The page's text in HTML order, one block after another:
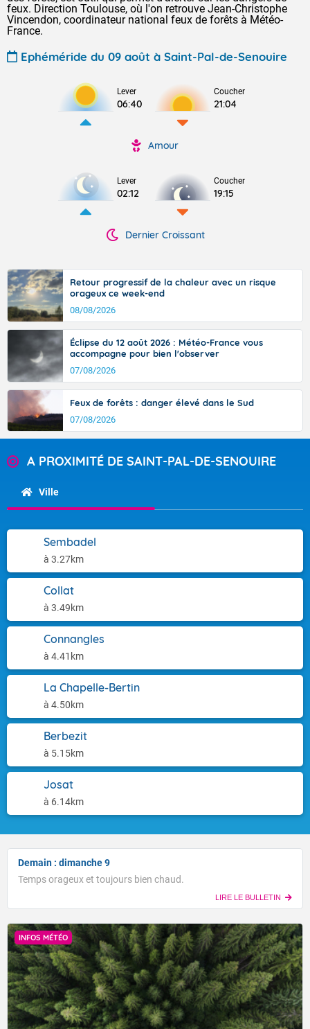
feux. Direction Toulouse, où l'on retrouve Jean-Christophe
Vincendon, coordinateur national feux de forêts à Météo-
France.
Ephéméride du 09 août à Saint-Pal-de-Senouire
Lever
06:40
Coucher
21:04
Amour
Lever
02:12
Coucher
19:15
Dernier Croissant
Retour progressif de la chaleur avec un risque
orageux ce week-end
08/08/2026
Éclipse du 12 août 2026 : Météo-France vous
accompagne pour bien l'observer
07/08/2026
Feux de forêts : danger élevé dans le Sud
07/08/2026
A PROXIMITÉ DE SAINT-PAL-DE-SENOUIRE
Ville
Sembadel
à 3.27km
Collat
à 3.49km
Connangles
à 4.41km
La Chapelle-Bertin
à 4.50km
Berbezit
à 5.15km
Josat
à 6.14km
Demain : dimanche 9
Temps orageux et toujours bien chaud.
LIRE LE BULLETIN
INFOS MÉTÉO